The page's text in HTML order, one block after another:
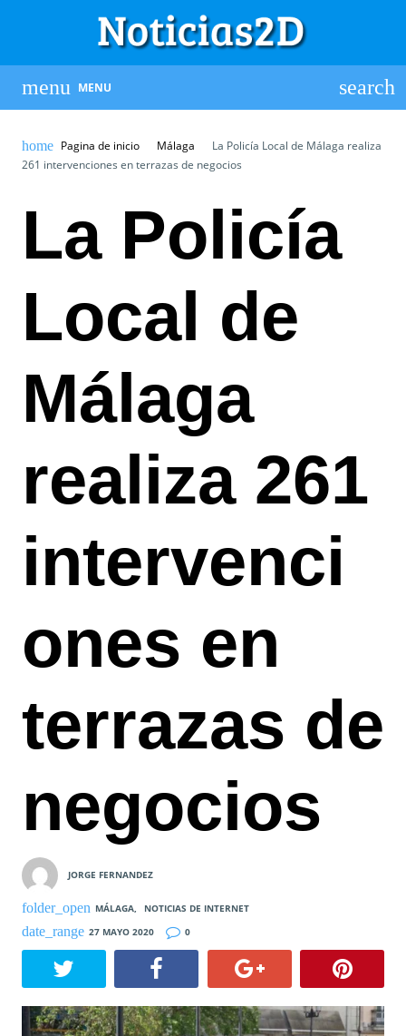
MENU
Pagina de inicio Málaga
La Policía Local de Málaga realiza
261 intervenciones en terrazas de negocios
La Policía
Local de
Málaga
realiza 261
intervenci
ones en
terrazas de
negocios
JORGE FERNANDEZ
MÁLAGA,
NOTICIAS DE INTERNET
27 MAYO 2020
0